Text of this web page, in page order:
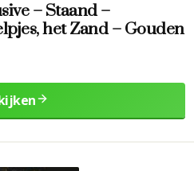
– Staand –
het Zand – Gouden